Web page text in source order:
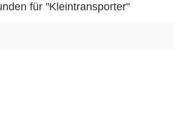
für "Kleintransporter"